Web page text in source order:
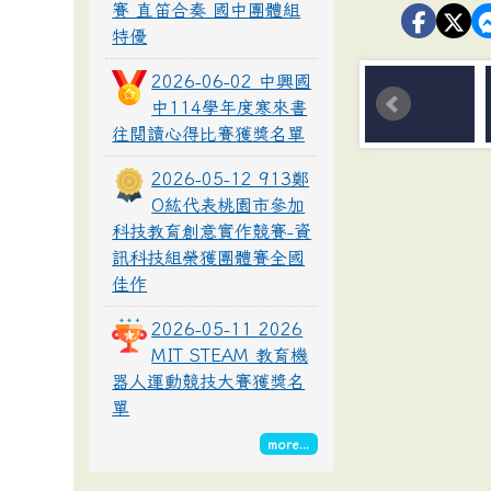
賽 直笛合奏 國中團體組
特優
2026-06-02 中興國
中114學年度寒來書
往閱讀心得比賽獲獎名單
2026-05-12 913鄭
O紘代表桃園市參加
科技教育創意實作競賽-資
訊科技組榮獲團體賽全國
佳作
2026-05-11 2026
MIT STEAM 教育機
器人運動競技大賽獲獎名
單
more...